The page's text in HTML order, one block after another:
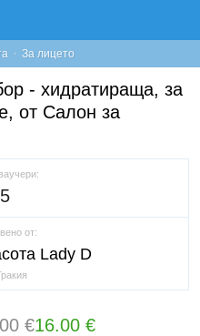
· За лицето
- хидратираща, за
от Салон за
5
от:
Lady D
€16.00 €